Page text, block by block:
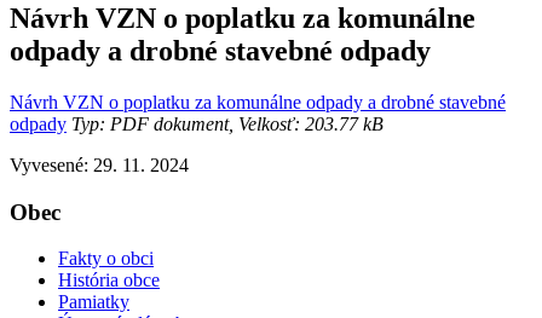
Návrh VZN o poplatku za komunálne
odpady a drobné stavebné odpady
Návrh VZN o poplatku za komunálne odpady a drobné stavebné
odpady Typ: PDF dokument, Velkosť: 203.77 kB
Vyvesené: 29. 11. 2024
Obec
Fakty o obci
História obce
Pamiatky